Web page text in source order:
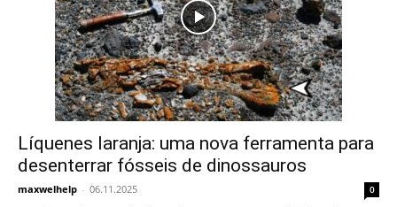
Líquenes laranja: uma nova ferramenta para
desenterrar fósseis de dinossauros
maxwelhelp - 06.11.2025 0